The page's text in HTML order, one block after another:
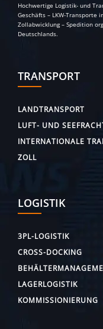
Hochwertige Logistik- und
Geschäfts – LKW-Transporte
Zollabwicklung – Spedition
Deutschlands.
TRANSPORT
LANDTRANSPORT
LUFT- UND
INTERNATIONALE
ZOLL
LOGISTIK
3PL-LOGISTIK
CROSS-DOCKING
LAGERLOGISTIK
KOMMISSIONIERUNG